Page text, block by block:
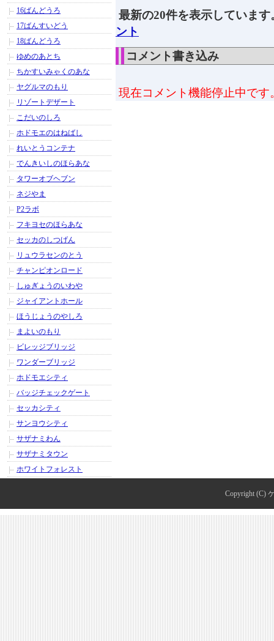
最新の20件を表示していま
ント
コメント書き込み
現在コメント機能停止中です
16ばんどうろ
17ばんすいどう
18ばんどうろ
ゆめのあとち
ちかすいみゃくのあな
ヤグルマのもり
リゾートデザート
こだいのしろ
ホドモエのはねばし
れいとうコンテナ
でんきいしのほらあな
タワーオブヘブン
ネジやま
P2ラボ
フキヨセのほらあな
セッカのしつげん
リュウラセンのとう
チャンピオンロード
しゅぎょうのいわや
ジャイアントホール
ほうじょうのやしろ
まよいのもり
ビレッジブリッジ
ワンダーブリッジ
ホドモエシティ
バッジチェックゲート
セッカシティ
サンヨウシティ
サザナミわん
サザナミタウン
ホワイトフォレスト
Copyright (C)